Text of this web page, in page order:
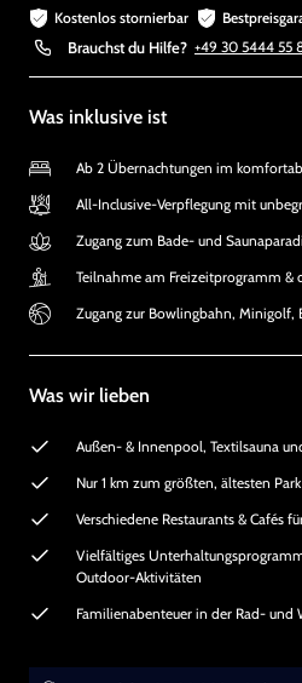
Kostenlos stornierbar
Brauchst du Hilfe? +49 30 5444 55
Was inklusive ist
Ab 2 Übernachtungen im
All-Inclusive-Verpflegung mit
Zugang zum Bade- und
Teilnahme am Freizeitprogramm &
Zugang zur Bowlingbahn, Minigolf,
Was wir lieben
Außen- & Innenpool, Textilsauna
Nur 1 km zum größten, ältesten
Verschiedene Restaurants & Cafés
Vielfältiges
Outdoor-Aktivitäten
Familienabenteuer in der Rad-